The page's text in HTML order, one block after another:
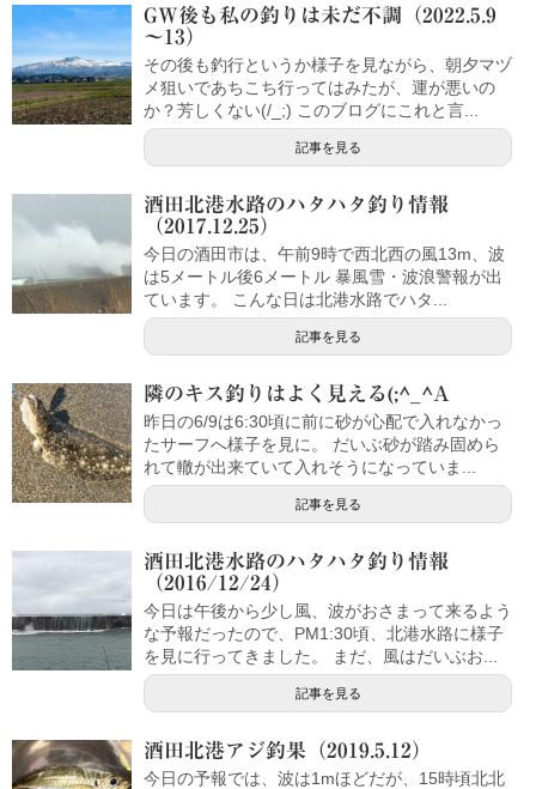
GW後も私の釣りは未だ不調（2022.5.9
～13）
その後も釣行というか様子を見ながら、朝夕マヅ
メ狙いであちこち行ってはみたが、運が悪いの
か？芳しくない(/_;) このブログにこれと言...
記事を見る
酒田北港水路のハタハタ釣り情報
（2017.12.25）
今日の酒田市は、午前9時で西北西の風13m、波
は5メートル後6メートル 暴風雪・波浪警報が出
ています。 こんな日は北港水路でハタ...
記事を見る
隣のキス釣りはよく見える(;^_^A
昨日の6/9は6:30頃に前に砂が心配で入れなかっ
たサーフへ様子を見に。 だいぶ砂が踏み固めら
れて轍が出来ていて入れそうになっていま...
記事を見る
酒田北港水路のハタハタ釣り情報
（2016/12/24）
今日は午後から少し風、波がおさまって来るよう
な予報だったので、PM1:30頃、北港水路に様子
を見に行ってきました。 まだ、風はだいぶお...
記事を見る
酒田北港アジ釣果（2019.5.12）
今日の予報では、波は1mほどだが、15時頃北北